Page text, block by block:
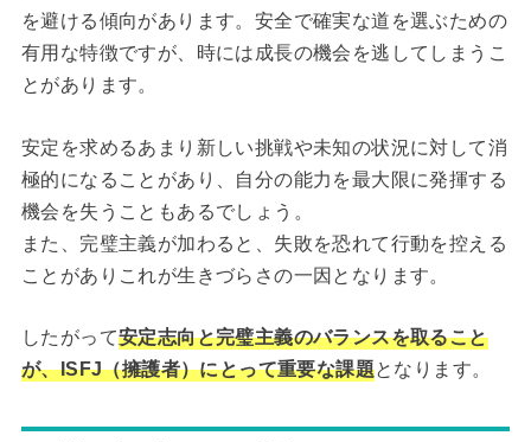
を避ける傾向があります。安全で確実な道を選ぶための
有用な特徴ですが、時には成長の機会を逃してしまうこ
とがあります。
安定を求めるあまり新しい挑戦や未知の状況に対して消
極的になることがあり、自分の能力を最大限に発揮する
機会を失うこともあるでしょう。
また、完璧主義が加わると、失敗を恐れて行動を控える
ことがありこれが生きづらさの一因となります。
したがって安定志向と完璧主義のバランスを取ること
が、ISFJ（擁護者）にとって重要な課題となります。